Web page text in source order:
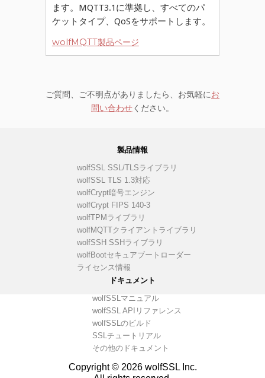
ます。MQTT3.1に準拠し、すべてのパ
ケットタイプ、QoSをサポートします。
wolfMQTT製品ページ
ご質問、ご不明点がありましたら、お気軽にお
問い合わせください。
製品情報
wolfSSL SSL/TLSライブラリ
wolfSSL TLS 1.3対応
wolfCrypt暗号エンジン
wolfCrypt FIPS 140-3
wolfTPMライブラリ
wolfMQTTクライアントライブラリ
wolfSSH SSHライブラリ
wolfBootセキュアブートローダー
ライセンス情報
ドキュメント
wolfSSLマニュアル
wolfSSL APIリファレンス
wolfSSLのビルド
SSLチュートリアル
その他のドキュメント
Copyright © 2026 wolfSSL Inc.